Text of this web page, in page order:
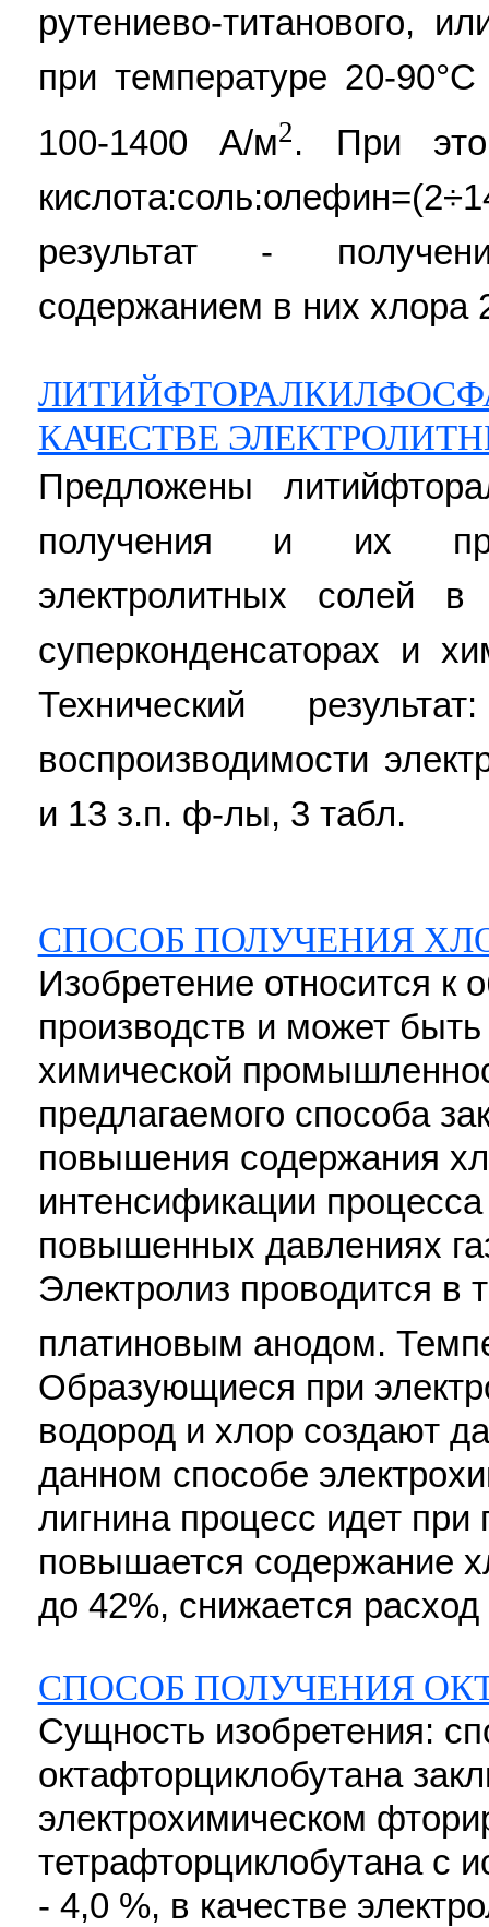
рутениево-титанового,
при температуре 20-
100-1400 А/м2. При
результат -
содержанием в них хлора
КАЧЕСТВЕ
Предложены
получения и их
электролитных солей в
суперконденсаторах и
Технический
воспроизводимости
и 13 з.п. ф-лы, 3 табл.
СПОСОБ ПОЛУЧЕНИЯ
Изобретение относится к
производств и может
химической
предлагаемого способа
повышения содержания
интенсификации
повышенных давлениях
Электролиз проводится в
платиновым анодом.
Образующиеся при
водород и хлор создают
данном способе
лигнина процесс идет
повышается содержание
до 42%, снижается расход
СПОСОБ ПОЛУЧЕНИЯ
Сущность изобретения:
октафторциклобутана
электрохимическом
тетрафторциклобутана с
- 4,0 %, в качестве